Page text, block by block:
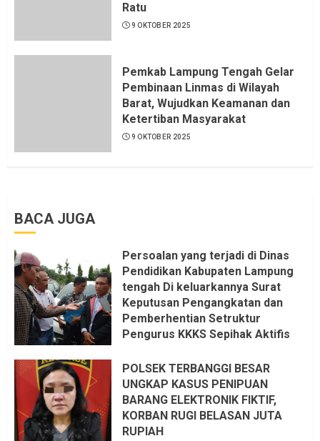
Ratu
9 OKTOBER 2025
Pemkab Lampung Tengah Gelar
Pembinaan Linmas di Wilayah
Barat, Wujudkan Keamanan dan
Ketertiban Masyarakat
9 OKTOBER 2025
BACA JUGA
Persoalan yang terjadi di Dinas
Pendidikan Kabupaten Lampung
tengah Di keluarkannya Surat
Keputusan Pengangkatan dan
Pemberhentian Setruktur
Pengurus KKKS Sepihak Aktifis
Sangat menantang Aturan dan
Dapat saya pastikan penuh Unsur
KKN, dan Unsur Politik.
6 AGUSTUS 2026
POLSEK TERBANGGI BESAR
UNGKAP KASUS PENIPUAN
BARANG ELEKTRONIK FIKTIF,
KORBAN RUGI BELASAN JUTA
RUPIAH